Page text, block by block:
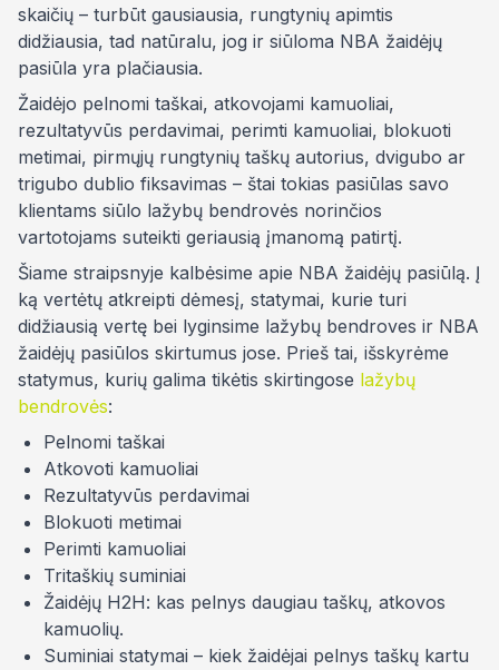
skaičių – turbūt gausiausia, rungtynių apimtis
didžiausia, tad natūralu, jog ir siūloma NBA žaidėjų
pasiūla yra plačiausia.
Žaidėjo pelnomi taškai, atkovojami kamuoliai,
rezultatyvūs perdavimai, perimti kamuoliai, blokuoti
metimai, pirmųjų rungtynių taškų autorius, dvigubo ar
trigubo dublio fiksavimas – štai tokias pasiūlas savo
klientams siūlo lažybų bendrovės norinčios
vartotojams suteikti geriausią įmanomą patirtį.
Šiame straipsnyje kalbėsime apie NBA žaidėjų pasiūlą. Į
ką vertėtų atkreipti dėmesį, statymai, kurie turi
didžiausią vertę bei lyginsime lažybų bendroves ir NBA
žaidėjų pasiūlos skirtumus jose. Prieš tai, išskyrėme
statymus, kurių galima tikėtis skirtingose lažybų
bendrovės:
Pelnomi taškai
Atkovoti kamuoliai
Rezultatyvūs perdavimai
Blokuoti metimai
Perimti kamuoliai
Tritaškių suminiai
Žaidėjų H2H: kas pelnys daugiau taškų, atkovos
kamuolių.
Suminiai statymai – kiek žaidėjai pelnys taškų kartu